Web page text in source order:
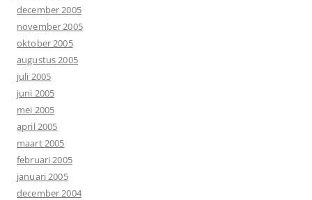
december 2005
november 2005
oktober 2005
augustus 2005
juli 2005
juni 2005
mei 2005
april 2005
maart 2005
februari 2005
januari 2005
december 2004